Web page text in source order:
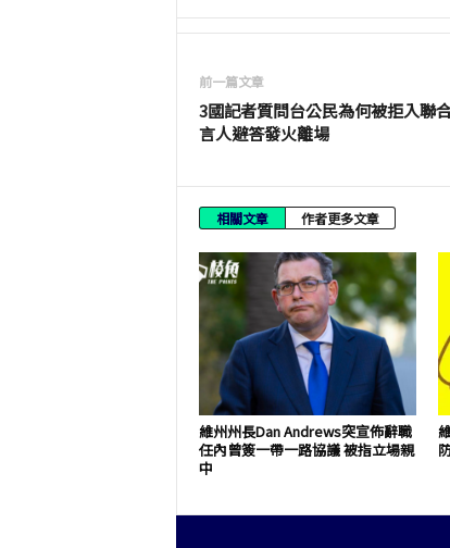
前一篇文章
3國記者質問台公民為何被拒入聯
言人避答發火離場
相關文章 作者更多文章
維州州長Dan Andrews突宣佈辭職
任內曾簽一帶一路協議 被指立場親
中